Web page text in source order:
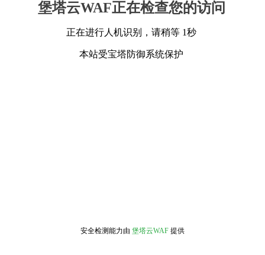
堡塔云WAF正在检查您的访问
正在进行人机识别，请稍等 1秒
本站受宝塔防御系统保护
安全检测能力由 堡塔云WAF 提供